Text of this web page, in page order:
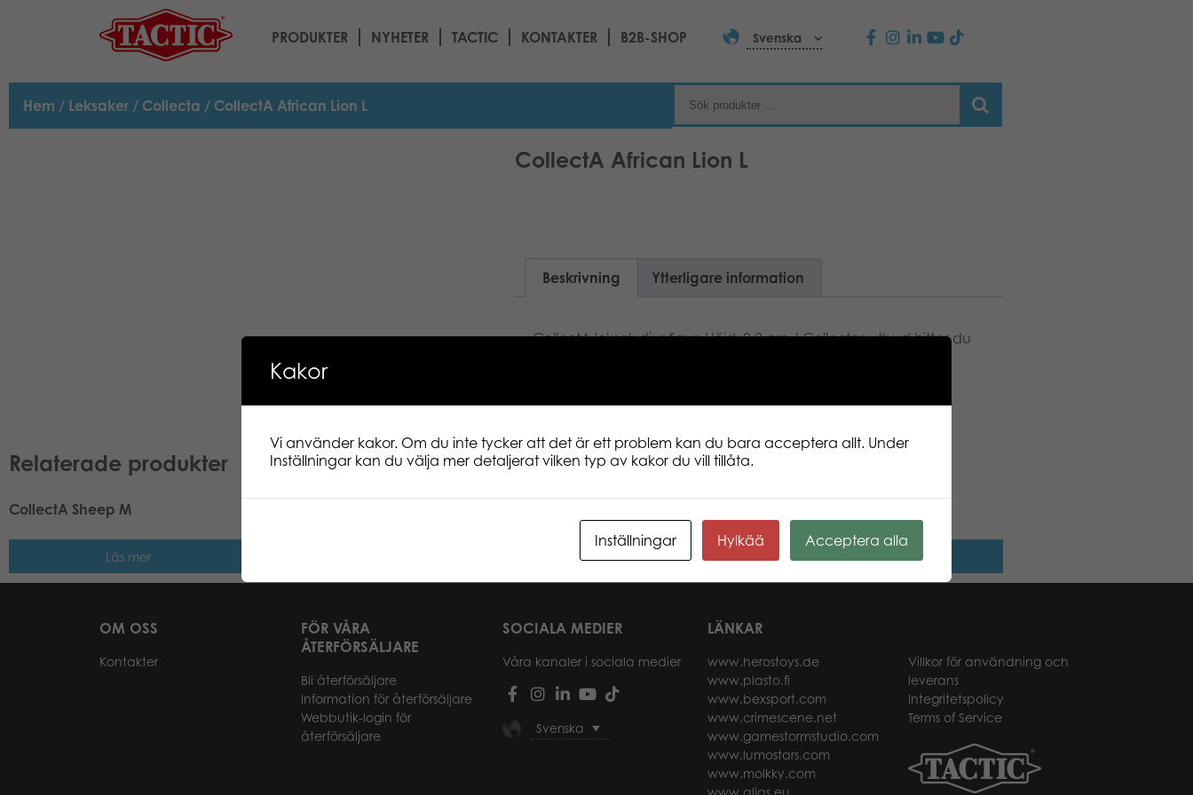
PRODUKTER NYHETER TACTIC KONTAKTER B2B-SHOP Svenska
Hem / Leksaker / Collecta / CollectA African Lion L
CollectA African Lion L
Beskrivning Ytterligare information
CollectA leksak djur figur. Höjd: 9,2 cm. I Collectas utbud hittar du
Relaterade produkter
CollectA Sheep M
Läs mer Läs mer
OM OSS
Kontakter
FÖR VÅRA
ÅTERFÖRSÄLJARE
Bli återförsäljare
Information för återförsäljare
Webbutik-login för
återförsäljare
SOCIALA MEDIER
Våra kanaler i sociala medier
Svenska
LÄNKAR
www.herostoys.de
www.plasto.fi
www.bexsport.com
www.crimescene.net
www.gamestormstudio.com
www.lumostars.com
www.molkky.com
Villkor för användning och
leverans
Integritetspolicy
Terms of Service
Kakor
Vi använder kakor. Om du inte tycker att det är ett problem kan du bara acceptera allt. Under
Inställningar kan du välja mer detaljerat vilken typ av kakor du vill tillåta.
Inställningar Hylkää Acceptera alla